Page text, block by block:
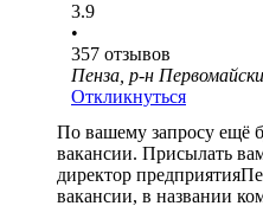
3.9
•
357 отзывов
Пенза, р-н
Откликнуться
По вашему запросу ещё
вакансии. Присылать
директор предприятия
вакансии, в названии